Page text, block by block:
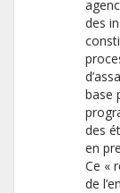
des
base
des
en
Ce «
de